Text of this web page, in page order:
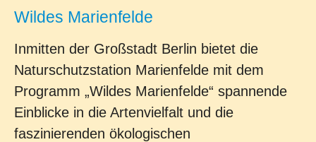
Wildes Marienfelde
Inmitten der Großstadt Berlin bietet die
Naturschutzstation Marienfelde mit dem
Programm „Wildes Marienfelde“ spannende
Einblicke in die Artenvielfalt und die
faszinierenden ökologischen